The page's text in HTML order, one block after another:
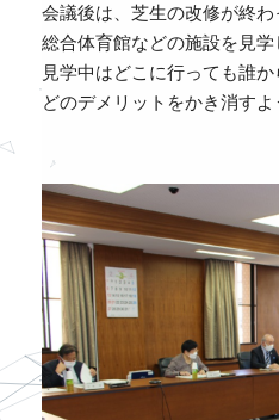
会議後は、芝生の改修が終
総合体育館などの施設を見学
見学中はどこに行っても誰
どのデメリットをかき消す